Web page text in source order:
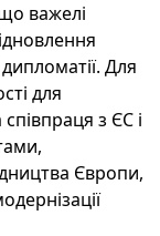
важелі
Для
для
з ЄС і
Європи,